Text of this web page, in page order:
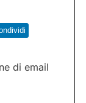
di email